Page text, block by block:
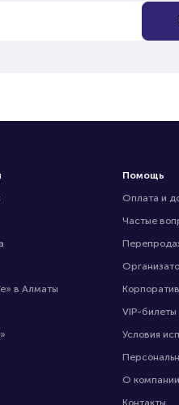
в Алматы
Помощь
Оплата и
Частые
VIP-билеты
Условия
О компании
Контакты